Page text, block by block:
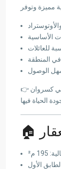
الأساسية
للعائلات
المنطقة
الوصول
👉 تُعتبر ساحل علما من أبرز المناطق السكنية في كسروان
م²
الأول